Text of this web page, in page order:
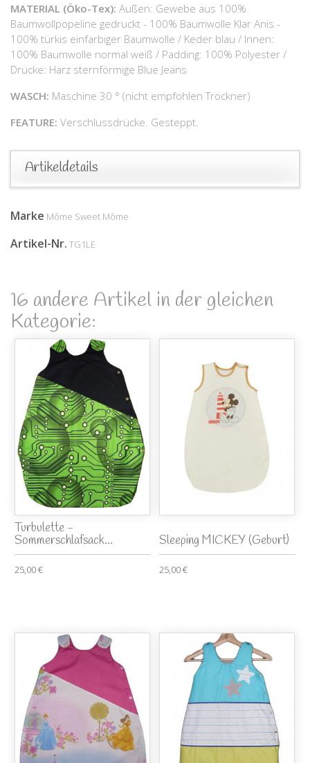
MATERIAL (Öko-Tex): Außen: Gewebe aus 100%
Baumwollpopeline gedruckt - 100% Baumwolle Klar Anis -
100% türkis einfarbiger Baumwolle / Keder blau / Innen:
100% Baumwolle normal weiß / Padding: 100% Polyester /
Drücke: Harz sternförmige Blue Jeans
WASCH: Maschine 30 ° (nicht empfohlen Trockner)
FEATURE: Verschlussdrücke. Gesteppt.
Artikeldetails
Marke Môme Sweet Môme
Artikel-Nr. TG1LE
16 andere Artikel in der gleichen
Kategorie:
Turbulette -
Sommerschlafsack...
25,00 €
Sleeping MICKEY (Geburt)
25,00 €